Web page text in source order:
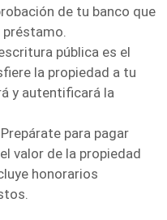
de tu banco que
pública es el
la propiedad a tu
y autentificará la
Prepárate para pagar
valor de la propiedad
honorarios